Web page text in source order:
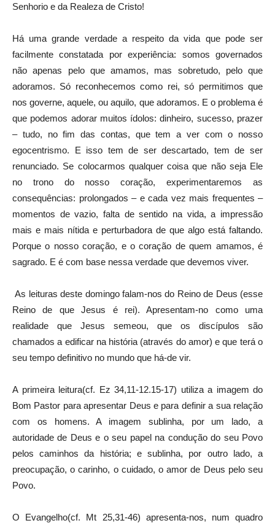
Senhorio e da Realeza de Cristo!
Há uma grande verdade a respeito da vida que pode ser
facilmente constatada por experiência: somos governados
não apenas pelo que amamos, mas sobretudo, pelo que
adoramos. Só reconhecemos como rei, só permitimos que
nos governe, aquele, ou aquilo, que adoramos. E o problema é
que podemos adorar muitos ídolos: dinheiro, sucesso, prazer
– tudo, no fim das contas, que tem a ver com o nosso
egocentrismo. E isso tem de ser descartado, tem de ser
renunciado. Se colocarmos qualquer coisa que não seja Ele
no trono do nosso coração, experimentaremos as
consequências: prolongados – e cada vez mais frequentes –
momentos de vazio, falta de sentido na vida, a impressão
mais e mais nítida e perturbadora de que algo está faltando.
Porque o nosso coração, e o coração de quem amamos, é
sagrado. E é com base nessa verdade que devemos viver.
As leituras deste domingo falam-nos do Reino de Deus (esse
Reino de que Jesus é rei). Apresentam-no como uma
realidade que Jesus semeou, que os discípulos são
chamados a edificar na história (através do amor) e que terá o
seu tempo definitivo no mundo que há-de vir.
A primeira leitura(cf. Ez 34,11-12.15-17) utiliza a imagem do
Bom Pastor para apresentar Deus e para definir a sua relação
com os homens. A imagem sublinha, por um lado, a
autoridade de Deus e o seu papel na condução do seu Povo
pelos caminhos da história; e sublinha, por outro lado, a
preocupação, o carinho, o cuidado, o amor de Deus pelo seu
Povo.
O Evangelho(cf. Mt 25,31-46) apresenta-nos, num quadro